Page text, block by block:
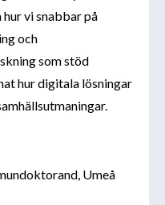
vi snabbar på
och
som stöd
hur digitala lösningar
Umeå